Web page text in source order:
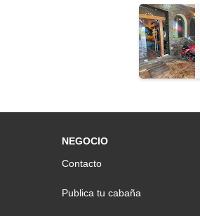
NEGOCIO
Contacto
Publica tu cabaña